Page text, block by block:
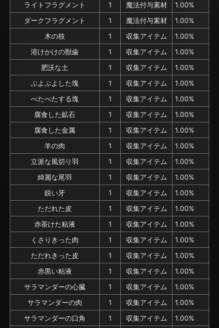
ライトフラグメント
1 魔法付与素材
1.00%
ダークフラグメント
1 魔法付与素材
1.00%
木の枝
1 収集アイテム
1.00%
溶けかけの獣歯
1 収集アイテム
1.00%
肥沃な土
1 収集アイテム
1.00%
ぶよぶよした塊
1 収集アイテム
1.00%
べたべたする塊
1 収集アイテム
1.00%
腐食した鉱石
1 収集アイテム
1.00%
腐食した金属
1 収集アイテム
1.00%
羊の肉
1 収集アイテム
1.00%
立派な風切り羽
1 収集アイテム
1.00%
綺麗な尾羽
1 収集アイテム
1.00%
鋭い牙
1 収集アイテム
1.00%
ただれた皮
1 収集アイテム
1.00%
赤茶けた粘液
1 収集アイテム
1.00%
くさりきった肉
1 収集アイテム
1.00%
ただれきった皮
1 収集アイテム
1.00%
赤黒い粘液
1 収集アイテム
1.00%
サラマンダーの心臓
1 収集アイテム
1.00%
サラマンダーの肉
1 収集アイテム
1.00%
サラマンダーの口角
1 収集アイテム
1.00%